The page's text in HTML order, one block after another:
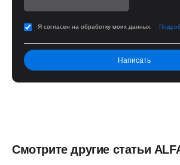
Я согласен на обработку моих данных.
Смотрите другие статьи